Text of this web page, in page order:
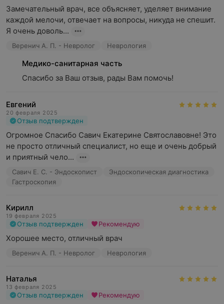
Замечательный врач, все объясняет, уделяет внимание
каждой мелочи, отвечает на вопросы, никуда не спешит.
Я очень доволь...
Веренич А. П. - Невролог Неврология
Медико-санитарная часть
Спасибо за Ваш отзыв, рады Вам помочь!
Евгений
20 февраля 2025
Отзыв подтвержден
Огромное Спасибо Савич Екатерине Святославовне! Это
не просто отличный специалист, но еще и очень добрый
и приятный чело...
Савич Е. С. - Эндоскопист
Эндоскопическая диагностика
Гастроскопия
Кирилл
19 февраля 2025
Отзыв подтвержден Рекомендую
Хорошее место, отличный врач
Веренич А. П. - Невролог Неврология
Наталья
13 февраля 2025
Отзыв подтвержден Рекомендую